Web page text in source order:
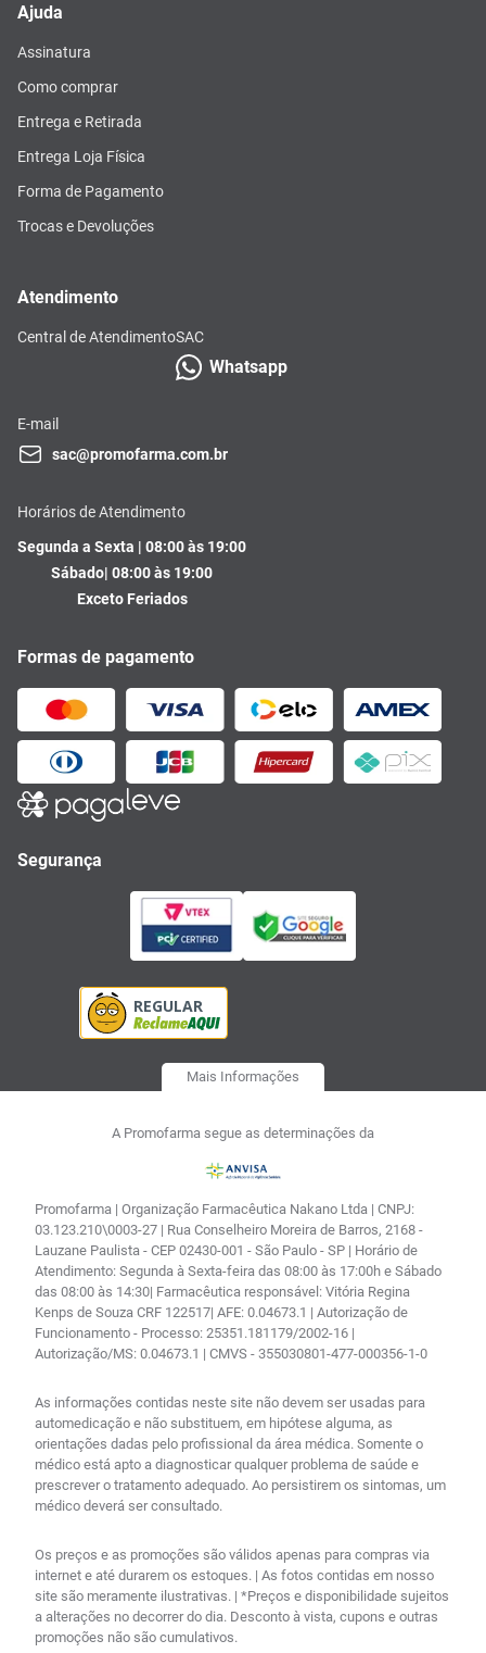
Ajuda
Assinatura
Como comprar
Entrega e Retirada
Entrega Loja Física
Forma de Pagamento
Trocas e Devoluções
Atendimento
Central de AtendimentoSAC
Whatsapp
E-mail
sac@promofarma.com.br
Horários de Atendimento
Segunda a Sexta | 08:00 às 19:00
Sábado| 08:00 às 19:00
Exceto Feriados
Formas de pagamento
Segurança
Mais Informações
A Promofarma segue as determinações da
Promofarma | Organização Farmacêutica Nakano Ltda | CNPJ:
03.123.210\0003-27 | Rua Conselheiro Moreira de Barros, 2168 -
Lauzane Paulista - CEP 02430-001 - São Paulo - SP | Horário de
Atendimento: Segunda à Sexta-feira das 08:00 às 17:00h e Sábado
das 08:00 às 14:30| Farmacêutica responsável: Vitória Regina
Kenps de Souza CRF 122517| AFE: 0.04673.1 | Autorização de
Funcionamento - Processo: 25351.181179/2002-16 |
Autorização/MS: 0.04673.1 | CMVS - 355030801-477-000356-1-0
As informações contidas neste site não devem ser usadas para
automedicação e não substituem, em hipótese alguma, as
orientações dadas pelo profissional da área médica. Somente o
médico está apto a diagnosticar qualquer problema de saúde e
prescrever o tratamento adequado. Ao persistirem os sintomas, um
médico deverá ser consultado.
Os preços e as promoções são válidos apenas para compras via
internet e até durarem os estoques. | As fotos contidas em nosso
site são meramente ilustrativas. | *Preços e disponibilidade sujeitos
a alterações no decorrer do dia. Desconto à vista, cupons e outras
promoções não são cumulativos.